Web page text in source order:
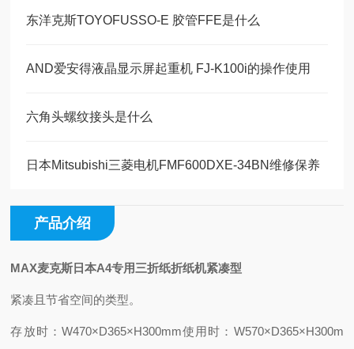
东洋克斯TOYOFUSSO-E 胶管FFE是什么
AND爱安得液晶显示屏起重机 FJ-K100i的操作使用
六角头螺纹接头是什么
日本Mitsubishi三菱电机FMF600DXE-34BN维修保养
产品介绍
MAX麦克斯日本A4专用三折纸折纸机紧凑型
紧凑且节省空间的类型。
存放时：W470×D365×H300mm使用时：W570×D365×H300m